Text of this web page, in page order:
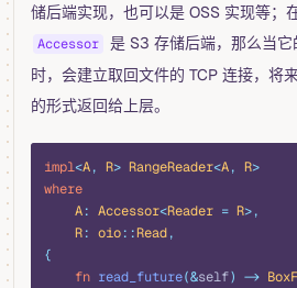
储后端实现，也可以是 OSS 实现等；
Accessor 是 S3 存储后端，那么当它
时，会建立取回文件的 TCP 连接，将
的形式返回给上层。
impl<A, R> RangeReader<A, R>
where
    A
: Accessor<Reader = R>,
    R
: oio::Read,
{
    fn
read_future(&self) ->